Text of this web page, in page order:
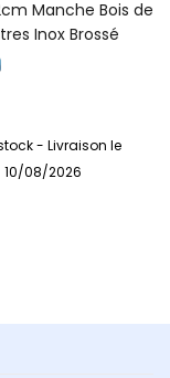
Manche Bois de
Inox Brossé
- Livraison le
10/08/2026